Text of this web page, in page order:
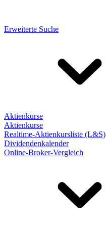
Erweiterte Suche
Aktienkurse
Aktienkurse
Realtime-Aktienkursliste (L&S)
Dividendenkalender
Online-Broker-Vergleich